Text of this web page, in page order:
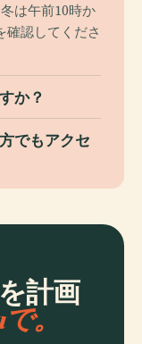
は午前10時か
確認してくださ
か？
でもアクセ
計画
。